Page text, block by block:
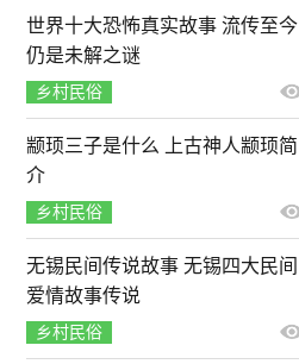
世界十大恐怖真实故事 流传至今
仍是未解之谜
乡村民俗
颛顼三子是什么 上古神人颛顼简
介
乡村民俗
无锡民间传说故事 无锡四大民间
爱情故事传说
乡村民俗